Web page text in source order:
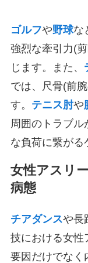
ゴルフや野球な
強烈な牽引力(
じます。また、
では、尺骨(前
す。 テニス肘や
周囲のトラブル
な負荷に繋がる
女性アスリ
病態
チアダンスや長
技における女性
要因だけでなく